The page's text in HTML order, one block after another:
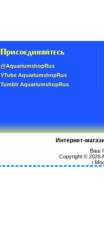
Присоединяйтесь
@AquariumshopRus
YTube AquariumshopRus
Tumblr AquariumshopRus
Интернет-
Ваш
Copyright © 2026